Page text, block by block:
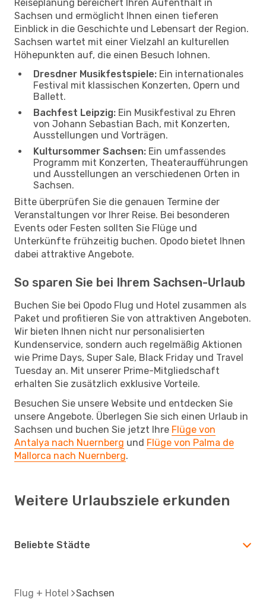
Reiseplanung bereichert Ihren Aufenthalt in
Sachsen und ermöglicht Ihnen einen tieferen
Einblick in die Geschichte und Lebensart der Region.
Sachsen wartet mit einer Vielzahl an kulturellen
Höhepunkten auf, die einen Besuch lohnen.
Dresdner Musikfestspiele: Ein internationales
Festival mit klassischen Konzerten, Opern und
Ballett.
Bachfest Leipzig: Ein Musikfestival zu Ehren
von Johann Sebastian Bach, mit Konzerten,
Ausstellungen und Vorträgen.
Kultursommer Sachsen: Ein umfassendes
Programm mit Konzerten, Theateraufführungen
und Ausstellungen an verschiedenen Orten in
Sachsen.
Bitte überprüfen Sie die genauen Termine der
Veranstaltungen vor Ihrer Reise. Bei besonderen
Events oder Festen sollten Sie Flüge und
Unterkünfte frühzeitig buchen. Opodo bietet Ihnen
dabei attraktive Angebote.
So sparen Sie bei Ihrem Sachsen-Urlaub
Buchen Sie bei Opodo Flug und Hotel zusammen als
Paket und profitieren Sie von attraktiven Angeboten.
Wir bieten Ihnen nicht nur personalisierten
Kundenservice, sondern auch regelmäßig Aktionen
wie Prime Days, Super Sale, Black Friday und Travel
Tuesday an. Mit unserer Prime-Mitgliedschaft
erhalten Sie zusätzlich exklusive Vorteile.
Besuchen Sie unsere Website und entdecken Sie
unsere Angebote. Überlegen Sie sich einen Urlaub in
Sachsen und buchen Sie jetzt Ihre Flüge von
Antalya nach Nuernberg und Flüge von Palma de
Mallorca nach Nuernberg.
Weitere Urlaubsziele erkunden
Beliebte Städte
Flug + Hotel Sachsen